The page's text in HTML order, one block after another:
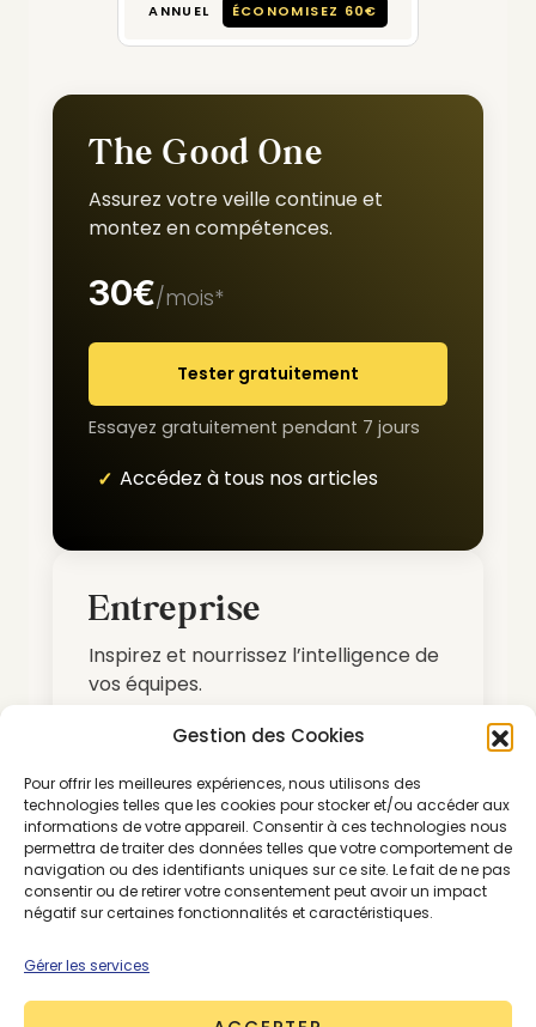
Gestion des Cookies
Pour offrir les meilleures expériences, nous utilisons des
technologies telles que les cookies pour stocker et/ou accéder aux
informations de votre appareil. Consentir à ces technologies nous
permettra de traiter des données telles que votre comportement de
navigation ou des identifiants uniques sur ce site. Le fait de ne pas
consentir ou de retirer votre consentement peut avoir un impact
négatif sur certaines fonctionnalités et caractéristiques.
Gérer les services
ANNUEL ÉCONOMISEZ 60€
The Good One
Assurez votre veille continue et
montez en compétences.
30€/mois*
Tester gratuitement
Essayez gratuitement pendant 7 jours
Accédez à tous nos articles
Entreprise
Inspirez et nourrissez l’intelligence de
vos équipes.
Sur devis
Nous contacter
Accédez à tous nos articles et
Décryptez les enjeux systémiques
et découvrez les solutions clés